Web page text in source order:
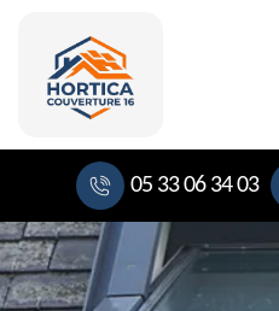
05 33 06 34 03